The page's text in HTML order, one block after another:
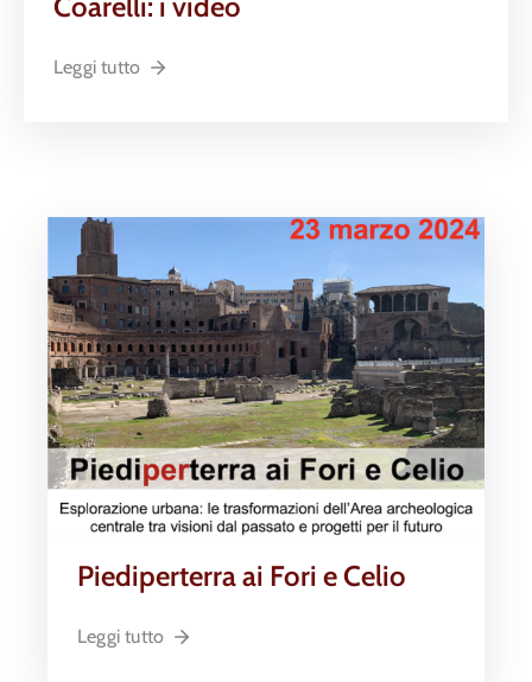
Leggi tutto
Piediperterra ai Fori e Celio
Leggi tutto